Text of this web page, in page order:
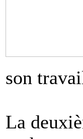
son
La